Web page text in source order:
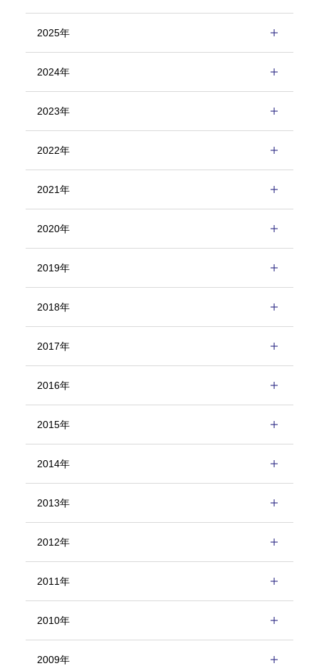
2025年
2024年
2023年
2022年
2021年
2020年
2019年
2018年
2017年
2016年
2015年
2014年
2013年
2012年
2011年
2010年
2009年